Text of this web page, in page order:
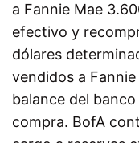
a Fannie Mae
efectivo y
dólares
vendidos a
balance del
compra. BofA